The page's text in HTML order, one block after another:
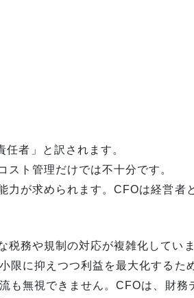
者」と訳されます。
ト管理だけでは不十分です。
力が求められます。CFOは経営者
務や規制の対応が複雑化していま
に抑えつつ利益を最大化するた
も無視できません。CFOは、財務